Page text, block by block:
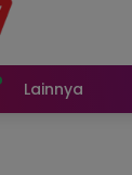
Lainnya